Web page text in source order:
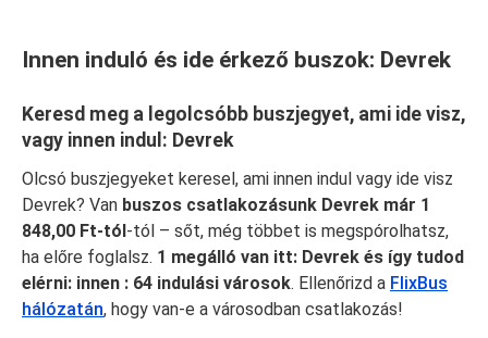
Innen induló és ide érkező buszok: Devrek
Keresd meg a legolcsóbb buszjegyet, ami ide visz,
vagy innen indul: Devrek
Olcsó buszjegyeket keresel, ami innen indul vagy ide visz
Devrek? Van buszos csatlakozásunk Devrek már 1
848,00 Ft-tól -tól – sőt, még többet is megspórolhatsz,
ha előre foglalsz. 1 megálló van itt: Devrek és így tudod
elérni: innen : 64 indulási városok. Ellenőrizd a FlixBus
hálózatán, hogy van-e a városodban csatlakozás!